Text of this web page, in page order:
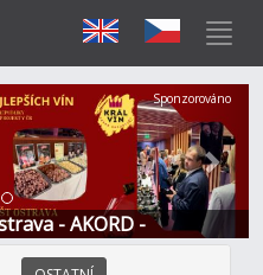
- AKORD -
Další
Sponzorováno